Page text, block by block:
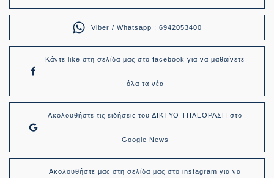
Viber / Whatsapp : 6942053400
Κάντε like στη σελίδα μας στο facebook για να μαθαίνετε
όλα τα νέα
Ακολουθήστε τις ειδήσεις του ΔΙΚΤΥΟ ΤΗΛΕΟΡΑΣΗ στο
Google News
Ακολουθήστε μας στη σελίδα μας στο instagram για να